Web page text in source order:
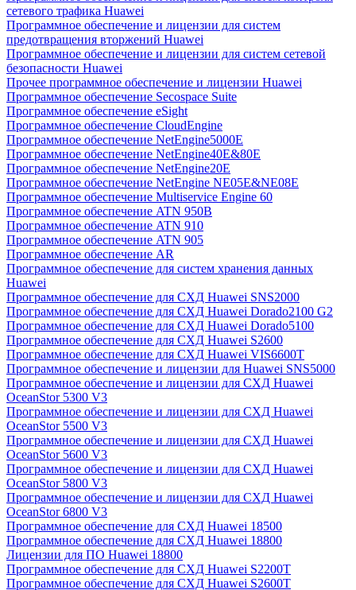
сетевого трафика Huawei
Программное обеспечение и лицензии для систем
предотвращения вторжений Huawei
Программное обеспечение и лицензии для систем сетевой
безопасности Huawei
Прочее программное обеспечение и лицензии Huawei
Программное обеспечение Secospace Suite
Программное обеспечение eSight
Программное обеспечение CloudEngine
Программное обеспечение NetEngine5000E
Программное обеспечение NetEngine40E&80E
Программное обеспечение NetEngine20E
Программное обеспечение NetEngine NE05E&NE08E
Программное обеспечение Multiservice Engine 60
Программное обеспечение ATN 950B
Программное обеспечение ATN 910
Программное обеспечение ATN 905
Программное обеспечение AR
Программное обеспечение для систем хранения данных
Huawei
Программное обеспечение для СХД Huawei SNS2000
Программное обеспечение для СХД Huawei Dorado2100 G2
Программное обеспечение для СХД Huawei Dorado5100
Программное обеспечение для СХД Huawei S2600
Программное обеспечение для СХД Huawei VIS6600T
Программное обеспечение и лицензии для Huawei SNS5000
Программное обеспечение и лицензии для СХД Huawei
OceanStor 5300 V3
Программное обеспечение и лицензии для СХД Huawei
OceanStor 5500 V3
Программное обеспечение и лицензии для СХД Huawei
OceanStor 5600 V3
Программное обеспечение и лицензии для СХД Huawei
OceanStor 5800 V3
Программное обеспечение и лицензии для СХД Huawei
OceanStor 6800 V3
Программное обеспечение для СХД Huawei 18500
Программное обеспечение для СХД Huawei 18800
Лицензии для ПО Huawei 18800
Программное обеспечение для СХД Huawei S2200T
Программное обеспечение для СХД Huawei S2600T